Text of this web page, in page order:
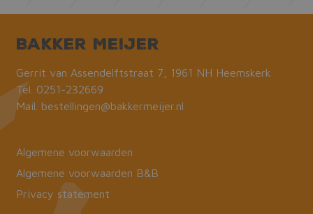
Bakker Meijer
Gerrit van Assendelftstraat 7, 1961 NH Heemskerk
Tel. 0251-232669
Mail. bestellingen@bakkermeijer.nl
Algemene voorwaarden
Algemene voorwaarden B&B
Privacy statement
Naam
_GRECAPTCHA
Google LLC
CookieScriptConsent